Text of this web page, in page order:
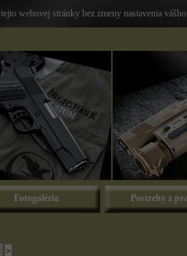
webovej stránky bez zmeny nastavenia
Fotogaléria Postrehy z